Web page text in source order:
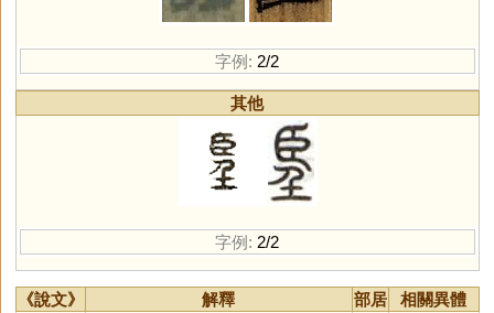
字例: 2/2
其他
字例: 2/2
《說文》 解釋 部居
相關異體